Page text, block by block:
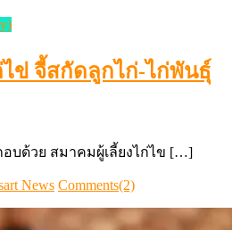
ไข่ จี้สกัดลูกไก่-ไก่พันธุ์
อบด้วย สมาคมผู้เลี้ยงไก่ไข […]
News Comments(2)